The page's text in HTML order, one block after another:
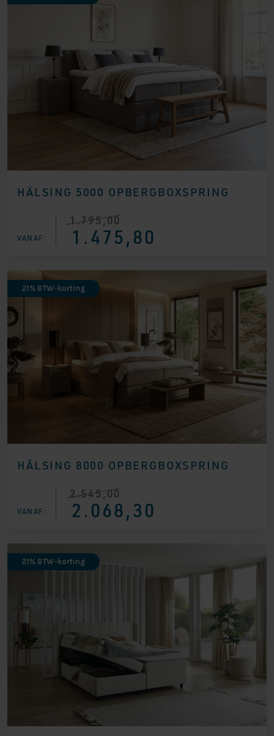
HÄLSING 5000 OPBERGBOXSPRING
VANAF:
1.795,00
Oorspronkelijke
prijs
was:
1.475,80
Huidige
prijs
HÄLSING 8000 OPBERGBOXSPRING
21% BTW-korting
VANAF:
2.545,00
Oorspronkelijke
prijs
was:
2.068,30
Huidige
prijs
is:
21% BTW-korting